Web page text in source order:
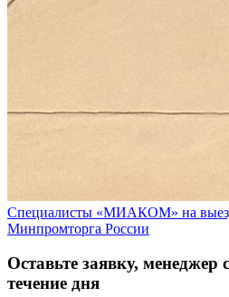
Специалисты «МИАКОМ» на
Минпромторга России
Оставьте заявку, менеджер
течение дня